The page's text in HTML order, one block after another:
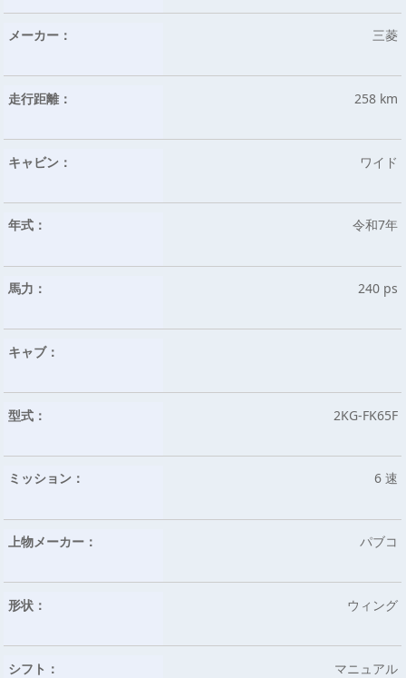
メーカー： 三菱
走行距離： 258 km
キャビン： ワイド
年式： 令和7年
馬力： 240 ps
キャブ：
型式： 2KG-FK65F
ミッション： 6 速
上物メーカー： パブコ
形状： ウィング
シフト： マニュアル